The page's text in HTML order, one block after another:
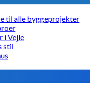
til alle byggeprojekter
i Vejle
stil